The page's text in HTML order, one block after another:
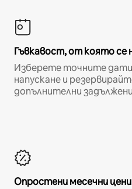
Гъвкавост, от която се
Изберете точните дати
напускане и
допълнителни
Опростени месечни цени